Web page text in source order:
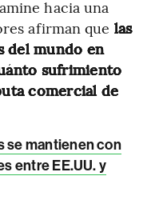
hacia una
afirman que las
del mundo en
sufrimiento
comercial de
se mantienen con
entre EE.UU. y